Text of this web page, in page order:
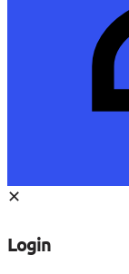
✕
Login